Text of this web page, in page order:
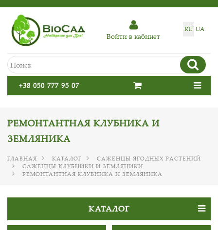
RU UA
Войти в кабинет
+38 050 777 95 07
РЕМОНТАНТНАЯ КЛУБНИКА И
ЗЕМЛЯНИКА
ГЛАВНАЯ КАТАЛОГ
САЖЕНЦЫ ЯГОДНЫХ РАСТЕНИЙ
САЖЕНЦЫ КЛУБНИКИ И ЗЕМЛЯНИКИ
РЕМОНТАНТНАЯ КЛУБНИКА И ЗЕМЛЯНИКА
КАТАЛОГ